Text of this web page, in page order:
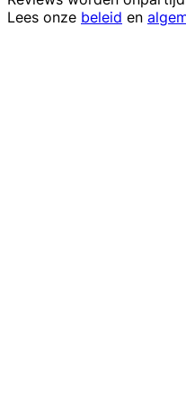
Lees onze beleid en